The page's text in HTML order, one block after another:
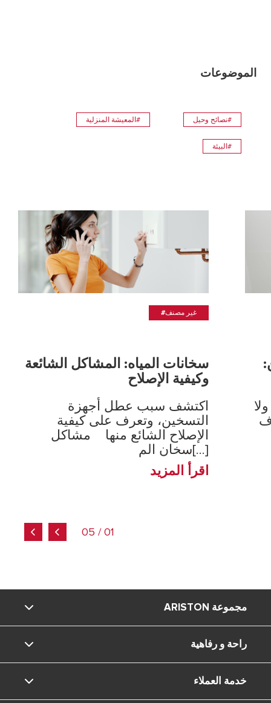
الموضوعات
#نصائح وحيل #المعيشة المنزلية
#البيئة
#غير مصنف
سخانات المياه: المشاكل الشائعة
وكيفية الإصلاح
اكتشف سبب عطل أجهزة
التسخين، وتعرف على كيفية
الإصلاح الشائع منها مشاكل
سخان الم[...]
اقرأ المزيد
01 / 05
مجموعة ARISTON
ماركة Ariston
المجموعة
راحة و رفاهية
المعيشة المنزلية
خدمة العملاء